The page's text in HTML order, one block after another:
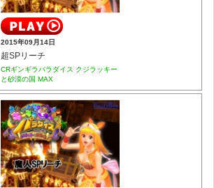
2015年09月14日
超SPリーチ
CRギンギラパラダイス クジラッキー
と砂漠の国 MAX